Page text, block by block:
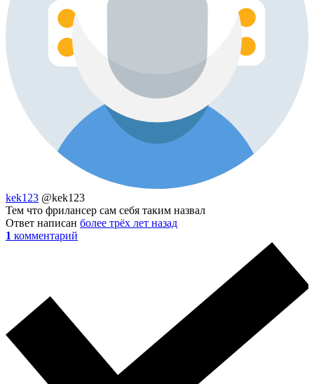
kek123 @kek123
Тем что фрилансер сам себя таким назвал
Ответ написан более трёх лет назад
1 комментарий